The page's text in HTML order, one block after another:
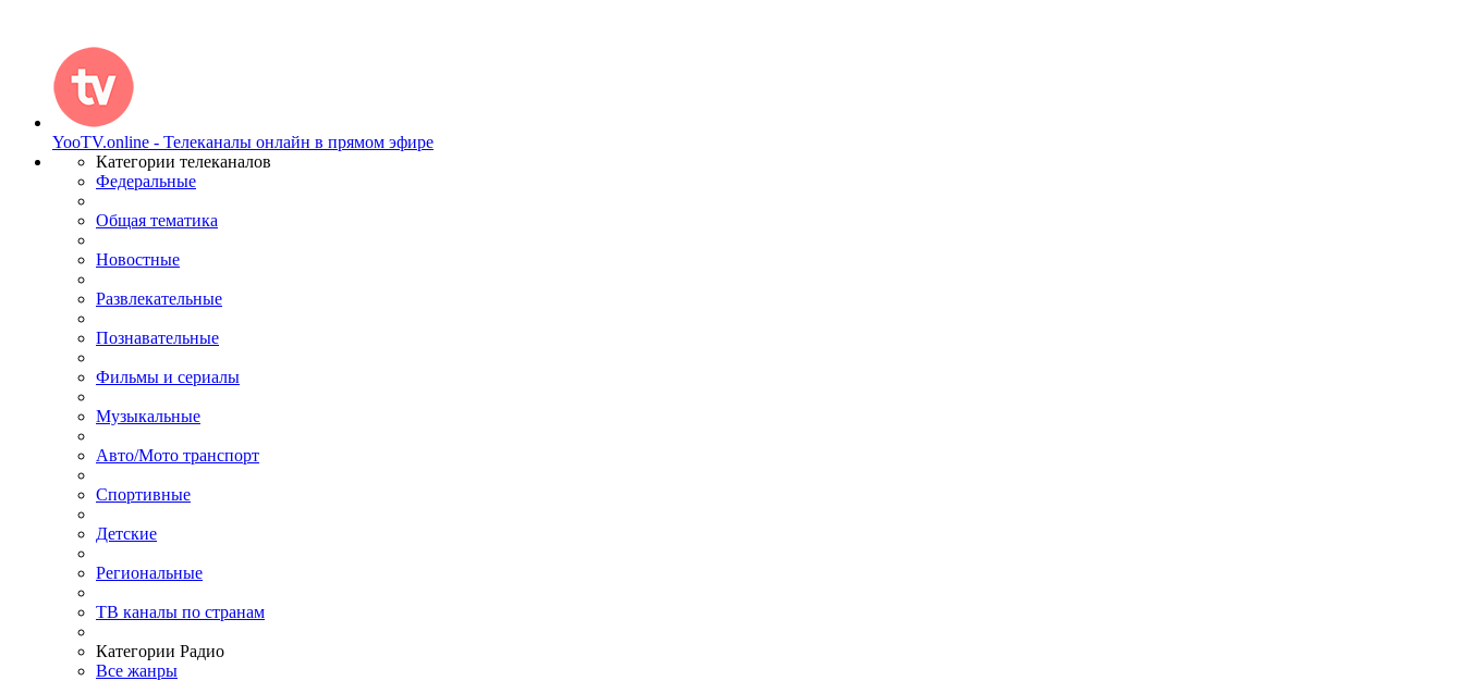
YooTV.online - Телеканалы онлайн в прямом эфире
Категории телеканалов
Федеральные
Общая тематика
Новостные
Развлекательные
Познавательные
Фильмы и сериалы
Музыкальные
Авто/Мото транспорт
Спортивные
Детские
Региональные
ТВ каналы по странам
Категории Радио
Все жанры